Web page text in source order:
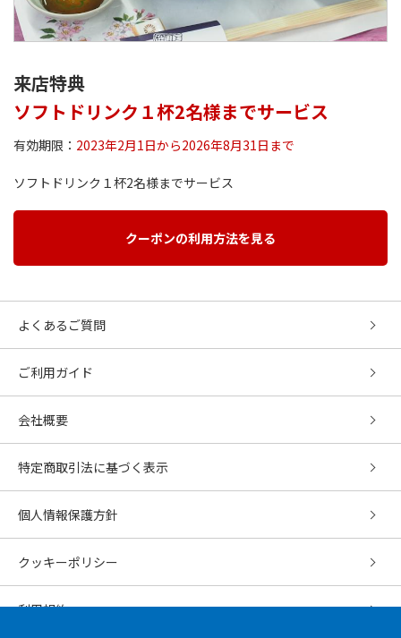
来店特典
ソフトドリンク１杯2名様までサービス
有効期限： 2023年2月1日から2026年8月31日まで
ソフトドリンク１杯2名様までサービス
クーポンの利用方法を見る
よくあるご質問
ご利用ガイド
会社概要
特定商取引法に基づく表示
個人情報保護方針
クッキーポリシー
利用規約